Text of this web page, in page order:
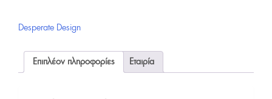
Desperate Design
Επιπλέον πληροφορίες Εταιρία